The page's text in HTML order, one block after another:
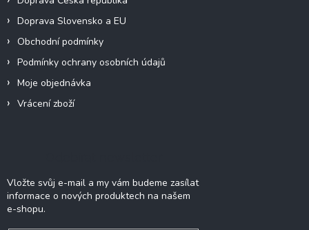
Doprava Slovensko a EU
Obchodní podmínky
Podmínky ochrany osobních údajů
Moje objednávka
Vrácení zboží
Vložte svůj e-mail a my vám budeme zasílat
informace o nových produktech na našem
e-shopu.